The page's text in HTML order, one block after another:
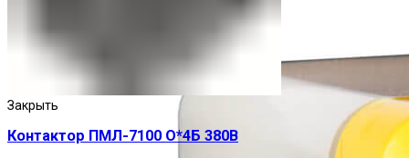
Закрыть
Контактор ПМЛ-7100 О*4Б 380В